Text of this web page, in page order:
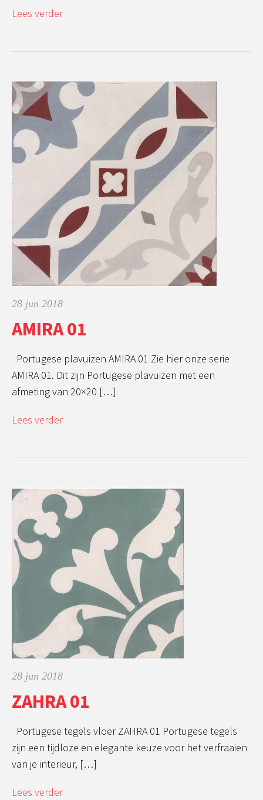
Lees verder
28 jun 2018
AMIRA 01
Portugese plavuizen AMIRA 01 Zie hier onze serie
AMIRA 01. Dit zijn Portugese plavuizen met een
afmeting van 20×20 […]
Lees verder
28 jun 2018
ZAHRA 01
Portugese tegels vloer ZAHRA 01 Portugese tegels
zijn een tijdloze en elegante keuze voor het verfraaien
van je interieur, […]
Lees verder